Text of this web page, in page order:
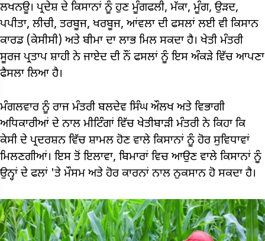
ਲਖਨਊ। ਪ੍ਰਦੇਸ਼ ਦੇ ਕਿਸਾਨਾਂ ਨੂੰ ਹੁਣ ਮੂੰਗਫਲੀ, ਮੱਕਾ, ਮੂੰਗ, ਉੜਦ,
ਪਪੀਤਾ, ਲੀਚੀ, ਤਰਬੂਜ, ਖਰਬੂਜ, ਆਂਵਲਾ ਦੀ ਫਸਲਾਂ ਲਈ ਵੀ ਕਿਸਾਨ
ਕਾਰਡ (ਕੇਸੀਸੀ) ਅਤੇ ਬੀਮਾ ਦਾ ਲਾਭ ਮਿਲ ਸਕਦਾ ਹੈ। ਖੇਤੀ ਮੰਤਰੀ
ਸੂਰਜ ਪ੍ਰਤਾਪ ਸ਼ਾਹੀ ਨੇ ਜਾਏਦ ਦੀ ਨੌਂ ਫਸਲਾਂ ਨੂੰ ਇਸ ਅੰਕੜੇ ਵਿੱਚ ਆਪਣਾ
ਫੈਸਲਾ ਲਿਆ ਹੈ।
ਮੰਗਲਵਾਰ ਨੂੰ ਰਾਜ ਮੰਤਰੀ ਬਲਦੇਵ ਸਿੰਘ ਔਲਖ ਅਤੇ ਵਿਭਾਗੀ
ਅਧਿਕਾਰੀਆਂ ਦੇ ਨਾਲ ਮੀਟਿੰਗਾਂ ਵਿੱਚ ਖੇਤੀਬਾੜੀ ਮੰਤਰੀ ਨੇ ਕਿਹਾ ਕਿ
ਕੇਸੀ ਦੇ ਪ੍ਰਦਰਸ਼ਨ ਵਿੱਚ ਸ਼ਾਮਲ ਹੋਣ ਵਾਲੇ ਕਿਸਾਨਾਂ ਨੂੰ ਹੋਰ ਸੁਵਿਧਾਵਾਂ
ਮਿਲਣਗੀਆਂ। ਇਸ ਤੋਂ ਇਲਾਵਾ, ਬਿਮਾਰਾਂ ਵਿਚ ਆਉਣ ਵਾਲੇ ਕਿਸਾਨਾਂ ਨੂੰ
ਉਨ੍ਹਾਂ ਦੇ ਫਲਾਂ 'ਤੇ ਮੌਸਮ ਅਤੇ ਹੋਰ ਕਾਰਨਾਂ ਨਾਲ ਨੁਕਸਾਨ ਹੋ ਸਕਦਾ ਹੈ।